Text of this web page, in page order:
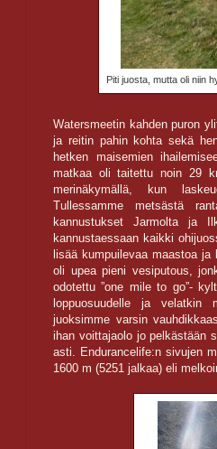
Piti juosta, mutta oli niin
Watersmeetin kahden puron
ja reitin pahin kohta sekä
hetken maisemien
matkaa oli taitettu noin 29
merinäkymällä, kun
Tullessamme metsästä
kannustukset Jarmolta ja
kannustaessaan kaikki
lisää kumpuilevaa maastoa ja
oli upea pieni vesiputous,
odotettu ”one mile to go”-
loppuosuudelle ja velatkin
juoksimme varsin
ihan voittajaolo jo pelkästään
asti. Endurancelife:n sivujen
1600 m (5251 jalkaa) eli